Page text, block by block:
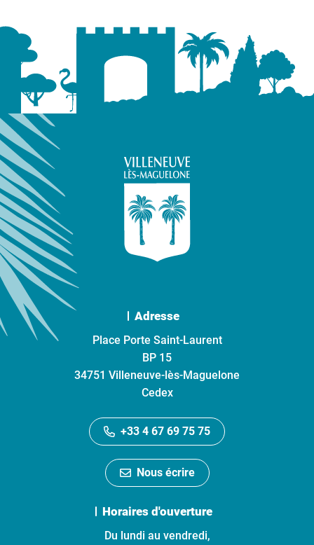
Adresse
Place Porte Saint-Laurent
BP 15
34751 Villeneuve-lès-Maguelone
Cedex
+33 4 67 69 75 75
Nous écrire
Horaires d'ouverture
Du lundi au vendredi,